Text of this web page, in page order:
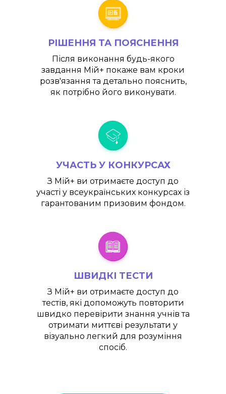
РІШЕННЯ ТА ПОЯСНЕННЯ
Після виконання будь-якого
завдання Мій+ покаже вам кроки
розв'язання та детально пояснить,
як потрібно його виконувати.
УЧАСТЬ У КОНКУРСАХ
З Мій+ ви отримаєте доступ до
участі у всеукраїнських конкурсах із
гарантованим призовим фондом.
ШВИДКІ ТЕСТИ
З Мій+ ви отримаєте доступ до
тестів, які допоможуть повторити
швидко перевірити знання учнів та
отримати миттєві результати у
візуально легкий для розуміння
спосіб.